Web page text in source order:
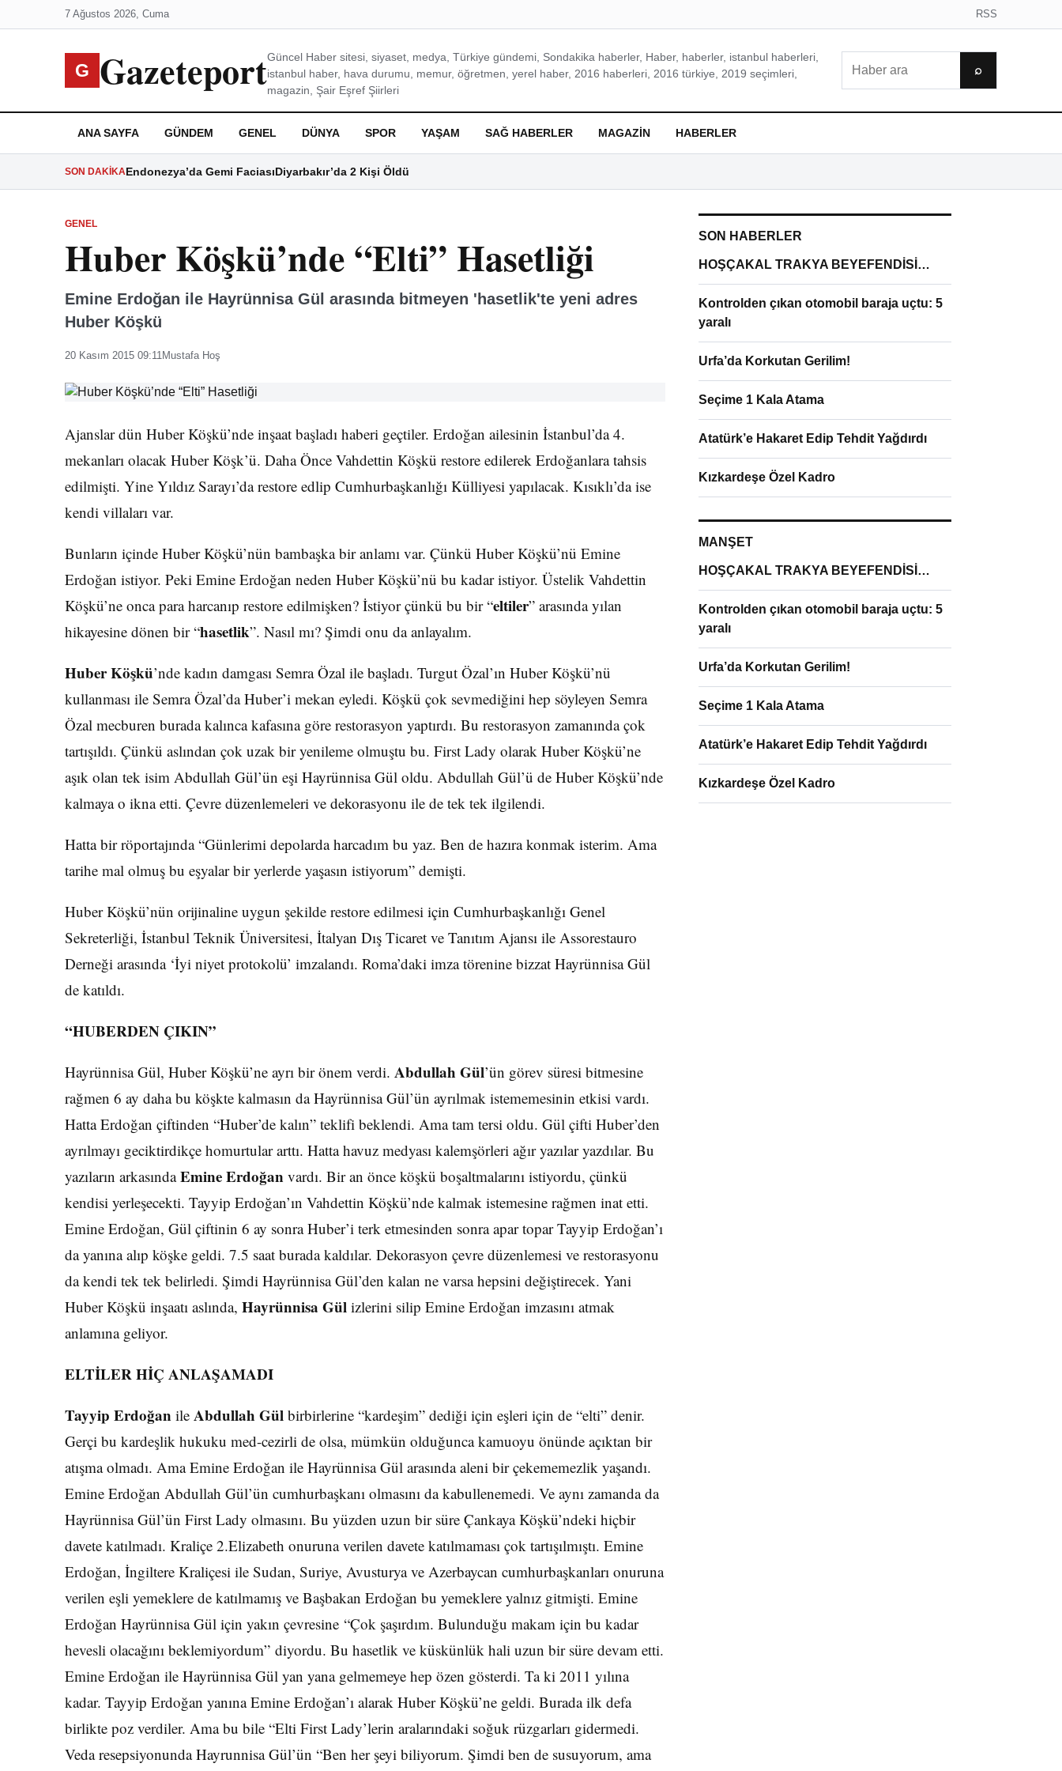
7 Ağustos 2026, Cuma RSS
G GazeteportGüncel Haber sitesi, siyaset, medya, Türkiye gündemi, Sondakika haberler, Haber, haberler, istanbul haberleri,
istanbul haber, hava durumu, memur, öğretmen, yerel haber, 2016 haberleri, 2016 türkiye, 2019 seçimleri,
magazin, Şair Eşref Şiirleri
⌕
ANA SAYFA GÜNDEM GENEL DÜNYA SPOR YAŞAM SAĞ HABERLER MAGAZIN HABERLER
SON DAKIKAEndonezya’da Gemi FaciasıDiyarbakır’da 2 Kişi Öldü
GENEL
Huber Köşkü’nde “Elti” Hasetliği
Emine Erdoğan ile Hayrünnisa Gül arasında bitmeyen 'hasetlik'te yeni adres
Huber Köşkü
20 Kasım 2015 09:11Mustafa Hoş
Ajanslar dün Huber Köşkü’nde inşaat başladı haberi geçtiler. Erdoğan ailesinin İstanbul’da 4.
mekanları olacak Huber Köşk’ü. Daha Önce Vahdettin Köşkü restore edilerek Erdoğanlara tahsis
edilmişti. Yine Yıldız Sarayı’da restore edlip Cumhurbaşkanlığı Külliyesi yapılacak. Kısıklı’da ise
kendi villaları var.
Bunların içinde Huber Köşkü’nün bambaşka bir anlamı var. Çünkü Huber Köşkü’nü Emine
Erdoğan istiyor. Peki Emine Erdoğan neden Huber Köşkü’nü bu kadar istiyor. Üstelik Vahdettin
Köşkü’ne onca para harcanıp restore edilmişken? İstiyor çünkü bu bir “eltiler” arasında yılan
hikayesine dönen bir “hasetlik”. Nasıl mı? Şimdi onu da anlayalım.
Huber Köşkü’nde kadın damgası Semra Özal ile başladı. Turgut Özal’ın Huber Köşkü’nü
kullanması ile Semra Özal’da Huber’i mekan eyledi. Köşkü çok sevmediğini hep söyleyen Semra
Özal mecburen burada kalınca kafasına göre restorasyon yaptırdı. Bu restorasyon zamanında çok
tartışıldı. Çünkü aslından çok uzak bir yenileme olmuştu bu. First Lady olarak Huber Köşkü’ne
aşık olan tek isim Abdullah Gül’ün eşi Hayrünnisa Gül oldu. Abdullah Gül’ü de Huber Köşkü’nde
kalmaya o ikna etti. Çevre düzenlemeleri ve dekorasyonu ile de tek tek ilgilendi.
Hatta bir röportajında “Günlerimi depolarda harcadım bu yaz. Ben de hazıra konmak isterim. Ama
tarihe mal olmuş bu eşyalar bir yerlerde yaşasın istiyorum” demişti.
Huber Köşkü’nün orijinaline uygun şekilde restore edilmesi için Cumhurbaşkanlığı Genel
Sekreterliği, İstanbul Teknik Üniversitesi, İtalyan Dış Ticaret ve Tanıtım Ajansı ile Assorestauro
Derneği arasında ‘İyi niyet protokolü’ imzalandı. Roma’daki imza törenine bizzat Hayrünnisa Gül
de katıldı.
“HUBERDEN ÇIKIN”
Hayrünnisa Gül, Huber Köşkü’ne ayrı bir önem verdi. Abdullah Gül’ün görev süresi bitmesine
rağmen 6 ay daha bu köşkte kalmasın da Hayrünnisa Gül’ün ayrılmak istememesinin etkisi vardı.
Hatta Erdoğan çiftinden “Huber’de kalın” teklifi beklendi. Ama tam tersi oldu. Gül çifti Huber’den
ayrılmayı geciktirdikçe homurtular arttı. Hatta havuz medyası kalemşörleri ağır yazılar yazdılar. Bu
yazıların arkasındaEmine Erdoğan vardı. Bir an önce köşkü boşaltmalarını istiyordu, çünkü
kendisi yerleşecekti. Tayyip Erdoğan’ın Vahdettin Köşkü’nde kalmak istemesine rağmen inat etti.
Emine Erdoğan, Gül çiftinin 6 ay sonra Huber’i terk etmesinden sonra apar topar Tayyip Erdoğan’ı
da yanına alıp köşke geldi. 7.5 saat burada kaldılar. Dekorasyon çevre düzenlemesi ve restorasyonu
da kendi tek tek belirledi. Şimdi Hayrünnisa Gül’den kalan ne varsa hepsini değiştirecek. Yani
Huber Köşkü inşaatı aslında, Hayrünnisa Gül izlerini silip Emine Erdoğan imzasını atmak
anlamına geliyor.
ELTİLER HİÇ ANLAŞAMADI
Tayyip Erdoğan ile Abdullah Gül birbirlerine “kardeşim” dediği için eşleri için de “elti” denir.
Gerçi bu kardeşlik hukuku med-cezirli de olsa, mümkün olduğunca kamuoyu önünde açıktan bir
atışma olmadı. Ama Emine Erdoğan ile Hayrünnisa Gül arasında aleni bir çekememezlik yaşandı.
Emine Erdoğan Abdullah Gül’ün cumhurbaşkanı olmasını da kabullenemedi. Ve aynı zamanda da
Hayrünnisa Gül’ün First Lady olmasını. Bu yüzden uzun bir süre Çankaya Köşkü’ndeki hiçbir
davete katılmadı. Kraliçe 2.Elizabeth onuruna verilen davete katılmaması çok tartışılmıştı. Emine
Erdoğan, İngiltere Kraliçesi ile Sudan, Suriye, Avusturya ve Azerbaycan cumhurbaşkanları onuruna
verilen eşli yemeklere de katılmamış ve Başbakan Erdoğan bu yemeklere yalnız gitmişti. Emine
Erdoğan Hayrünnisa Gül için yakın çevresine “Çok şaşırdım. Bulunduğu makam için bu kadar
hevesli olacağını beklemiyordum” diyordu. Bu hasetlik ve küskünlük hali uzun bir süre devam etti.
Emine Erdoğan ile Hayrünnisa Gül yan yana gelmemeye hep özen gösterdi. Ta ki 2011 yılına
kadar. Tayyip Erdoğan yanına Emine Erdoğan’ı alarak Huber Köşkü’ne geldi. Burada ilk defa
birlikte poz verdiler. Ama bu bile “Elti First Lady’lerin aralarındaki soğuk rüzgarları gidermedi.
Veda resepsiyonunda Hayrunnisa Gül’ün “Ben her şeyi biliyorum. Şimdi ben de susuyorum, ama
SON HABERLER
HOŞÇAKAL TRAKYA BEYEFENDİSİ…
Kontrolden çıkan otomobil baraja uçtu: 5
yaralı
Urfa’da Korkutan Gerilim!
Seçime 1 Kala Atama
Atatürk’e Hakaret Edip Tehdit Yağdırdı
Kızkardeşe Özel Kadro
MANŞET
HOŞÇAKAL TRAKYA BEYEFENDİSİ…
Kontrolden çıkan otomobil baraja uçtu: 5
yaralı
Urfa’da Korkutan Gerilim!
Seçime 1 Kala Atama
Atatürk’e Hakaret Edip Tehdit Yağdırdı
Kızkardeşe Özel Kadro